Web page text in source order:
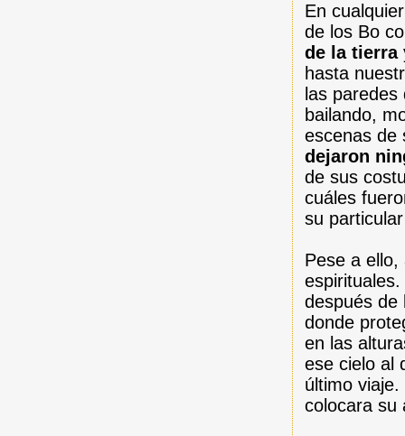
En
de los Bo
de la tierra
hasta
las
bailando,
escenas de
dejaron
de sus
cuáles
su
Pese a
después
donde
en las
ese cielo al
último
colocara su